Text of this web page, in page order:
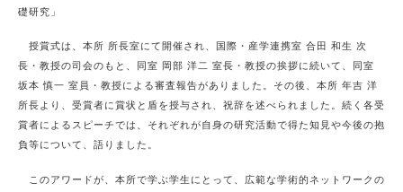
礎研究」
授賞式は、本所 所長室にて開催され、国際・産学連携室 合田 和生 次
長・教授の司会のもと、同室 岡部 洋二 室長・教授の挨拶に続いて、同室
坂本 慎一 室員・教授による審査報告がありました。その後、本所 年吉 洋
所長より、受賞者に賞状と盾を授与され、祝辞を述べられました。続く各受
賞者によるスピーチでは、それぞれが自身の研究活動で得た知見や今後の抱
負等について、語りました。
このアワードが、本所で学ぶ学生にとって、広範な学術的ネットワークの